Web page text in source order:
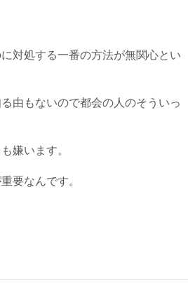
対処する一番の方法が無関心とい
由もないので都会の人のそういっ
嫌います。
要なんです。